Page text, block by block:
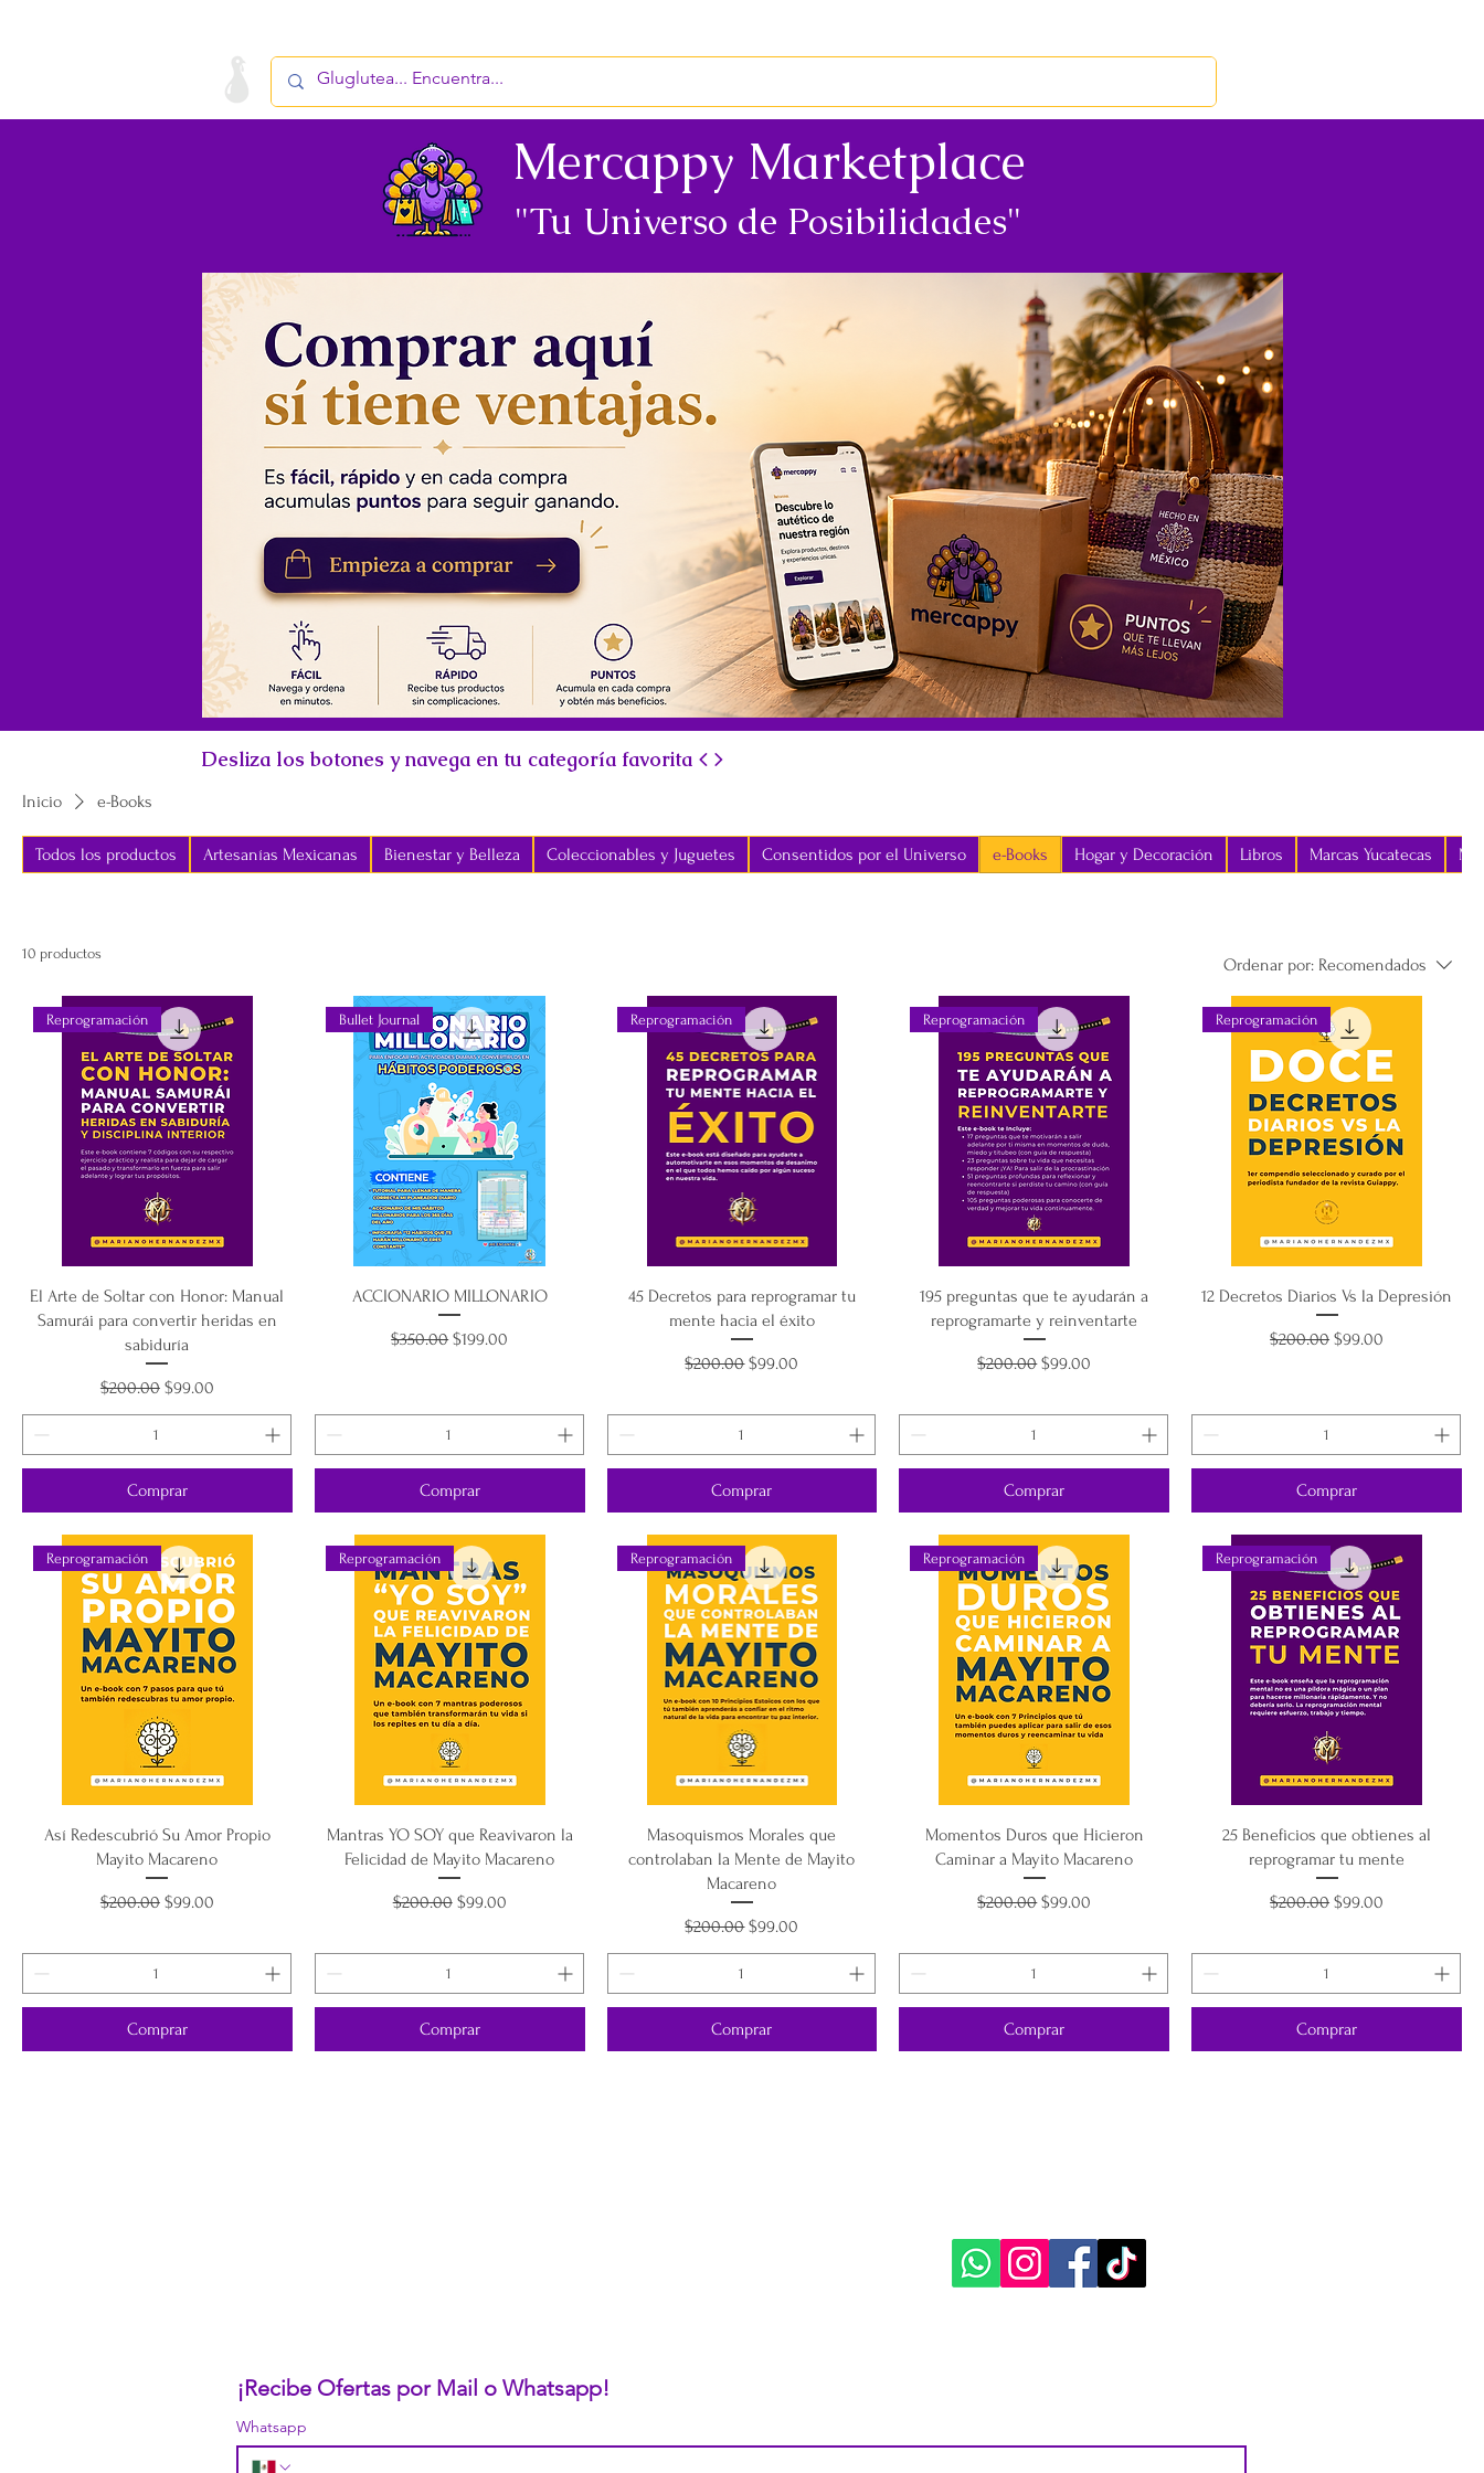
Mercappy Marketplace
"Tu Universo de Posibilidades"
Desliza los botones y navega en tu categoría favorita < >
Inicio e-Books
Todos los productos Artesanías Mexicanas Bienestar y Belleza Coleccionables y Juguetes Consentidos por el Universo e-Books Hogar y Decoración Libros Marcas Yucatecas
10 productos
Ordenar por: Recomendados
Reprogramación
El Arte de Soltar con Honor: Manual
Samurái para convertir heridas en
sabiduría
Precio
$200.00 Precio de oferta
$99.00
Comprar
Bullet Journal
ACCIONARIO MILLONARIO
Precio
$350.00 Precio de oferta
$199.00
Comprar
Reprogramación
45 Decretos para reprogramar tu
mente hacia el éxito
Precio
$200.00Precio de oferta
$99.00
Comprar
Reprogramación
195 preguntas que te ayudarán a
reprogramarte y reinventarte
Precio
$200.00 Precio de oferta
$99.00
Comprar
Reprogramación
12 Decretos Diarios Vs la Depresión
Precio
$200.00 Precio de oferta
$99.00
Comprar
Reprogramación
Así Redescubrió Su Amor Propio
Mayito Macareno
Precio
$200.00 Precio de oferta
$99.00
Comprar
Reprogramación
Mantras YO SOY que Reavivaron la
Felicidad de Mayito Macareno
Precio
$200.00 Precio de oferta
$99.00
Comprar
Reprogramación
Masoquismos Morales que
controlaban la Mente de Mayito
Macareno
Precio
$200.00Precio de oferta
$99.00
Comprar
Reprogramación
Momentos Duros que Hicieron
Caminar a Mayito Macareno
Precio
$200.00 Precio de oferta
$99.00
Comprar
Reprogramación
25 Beneficios que obtienes al
reprogramar tu mente
Precio
$200.00 Precio de oferta
$99.00
Comprar
¡Recibe Ofertas por Mail o Whatsapp!
Whatsapp